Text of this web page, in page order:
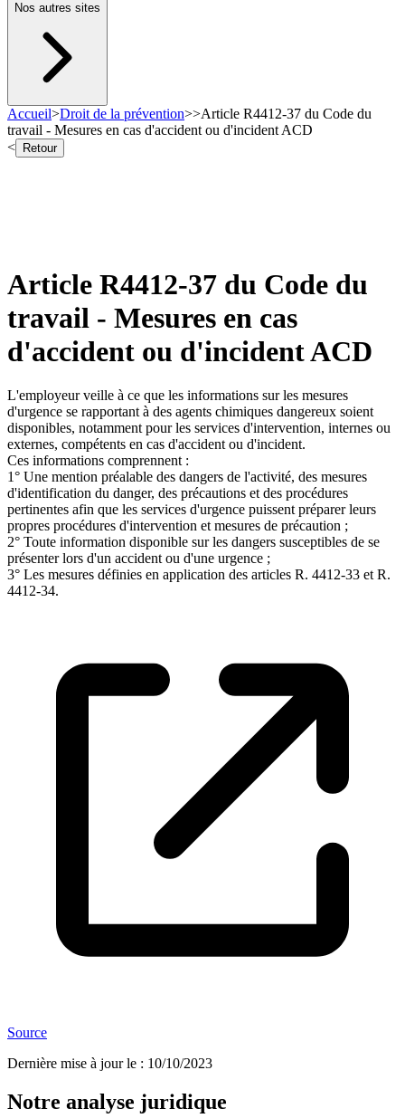
Nos autres sites
Accueil>Droit de la prévention>>Article R4412-37 du Code du
travail - Mesures en cas d'accident ou d'incident ACD
<
Retour
Article R4412-37 du Code du
travail - Mesures en cas
d'accident ou d'incident ACD
L'employeur veille à ce que les informations sur les mesures
d'urgence se rapportant à des agents chimiques dangereux soient
disponibles, notamment pour les services d'intervention, internes ou
externes, compétents en cas d'accident ou d'incident.
Ces informations comprennent :
1° Une mention préalable des dangers de l'activité, des mesures
d'identification du danger, des précautions et des procédures
pertinentes afin que les services d'urgence puissent préparer leurs
propres procédures d'intervention et mesures de précaution ;
2° Toute information disponible sur les dangers susceptibles de se
présenter lors d'un accident ou d'une urgence ;
3° Les mesures définies en application des articles R. 4412-33 et R.
4412-34.
Source
Dernière mise à jour le : 10/10/2023
Notre analyse juridique